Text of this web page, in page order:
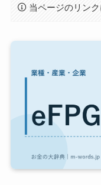
当ページのリン